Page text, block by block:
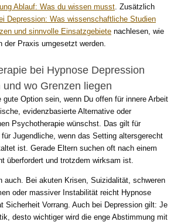
Ablauf: Was du wissen musst. Zusätzlich
Depression: Was wissenschaftliche Studien
und sinnvolle Einsatzgebiete nachlesen, wie
der Praxis umgesetzt werden.
bei Hypnose Depression
wo Grenzen liegen
gute Option sein, wenn Du offen für innere Arbeit
evidenzbasierte Alternative oder
Psychotherapie wünschst. Das gilt für
Jugendliche, wenn das Setting altersgerecht
ist. Gerade Eltern suchen oft nach einem
überfordert und trotzdem wirksam ist.
auch. Bei akuten Krisen, Suizidalität, schweren
oder massiver Instabilität reicht Hypnose
Sicherheit Vorrang. Auch bei Depression gilt: Je
desto wichtiger wird die enge Abstimmung mit